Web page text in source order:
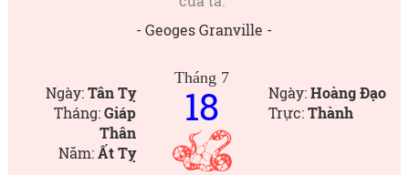
- Geoges Granville -
Ngày:Tân Tỵ
Tháng:Giáp
Thân
Năm:Ất Tỵ
Tháng 7
18 Ngày:Hoàng Đạo
Trực:Thành